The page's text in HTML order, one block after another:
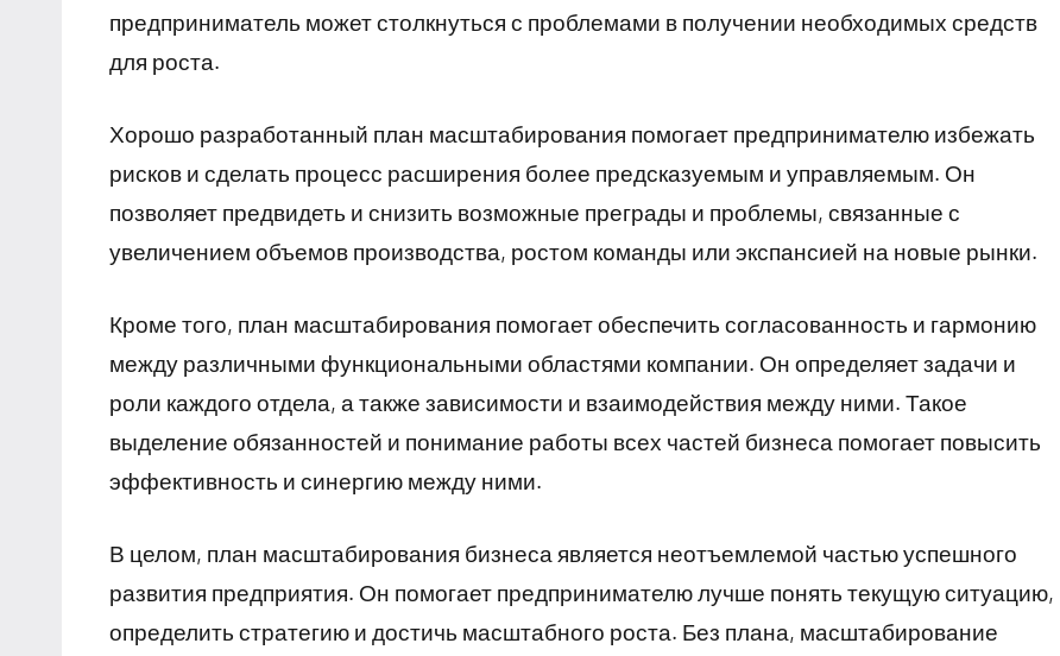
предприниматель может столкнуться с проблемами в получении необходимых средств
для роста.
Хорошо разработанный план масштабирования помогает предпринимателю избежать
рисков и сделать процесс расширения более предсказуемым и управляемым. Он
позволяет предвидеть и снизить возможные преграды и проблемы, связанные с
увеличением объемов производства, ростом команды или экспансией на новые рынки.
Кроме того, план масштабирования помогает обеспечить согласованность и гармонию
между различными функциональными областями компании. Он определяет задачи и
роли каждого отдела, а также зависимости и взаимодействия между ними. Такое
выделение обязанностей и понимание работы всех частей бизнеса помогает повысить
эффективность и синергию между ними.
В целом, план масштабирования бизнеса является неотъемлемой частью успешного
развития предприятия. Он помогает предпринимателю лучше понять текущую ситуацию,
определить стратегию и достичь масштабного роста. Без плана, масштабирование